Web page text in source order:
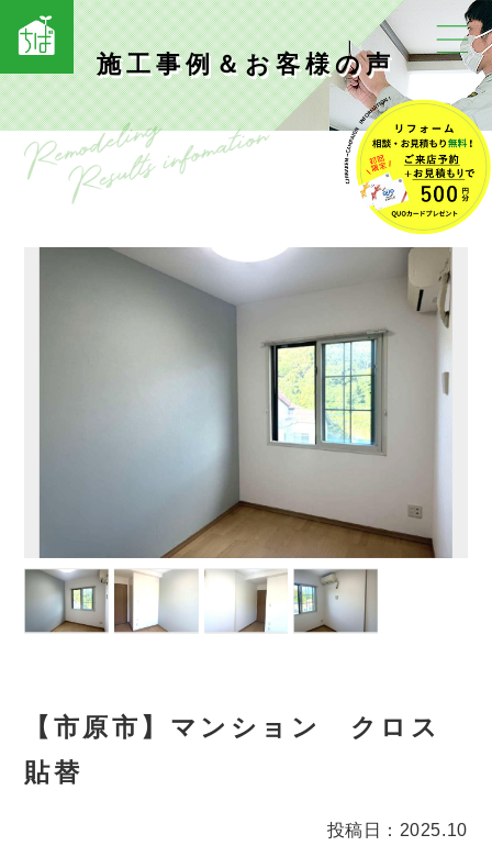
施工事例＆お客様の声
【市原市】マンション クロス
貼替
投稿日：2025.10